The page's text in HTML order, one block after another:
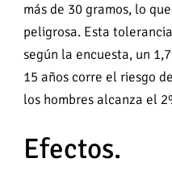
más de 30 gramos, lo
peligrosa. Esta
según la encuesta, un
15 años corre el riesgo
los hombres alcanza el
Efectos.